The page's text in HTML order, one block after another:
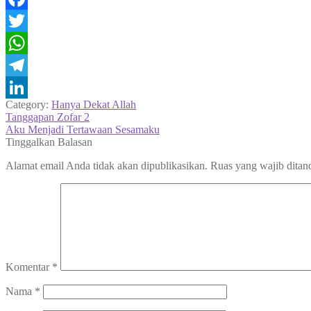
Facebook
Twitter
WhatsApp
Telegram
LinkedIn
Category: Hanya Dekat Allah
Navigasi
pos
Previous
post:
Tanggapan Zofar 2
Next
post:
Aku Menjadi Tertawaan Sesamaku
Tinggalkan Balasan
Alamat email Anda tidak akan dipublikasikan. Ruas yang wajib
Komentar *
Nama *